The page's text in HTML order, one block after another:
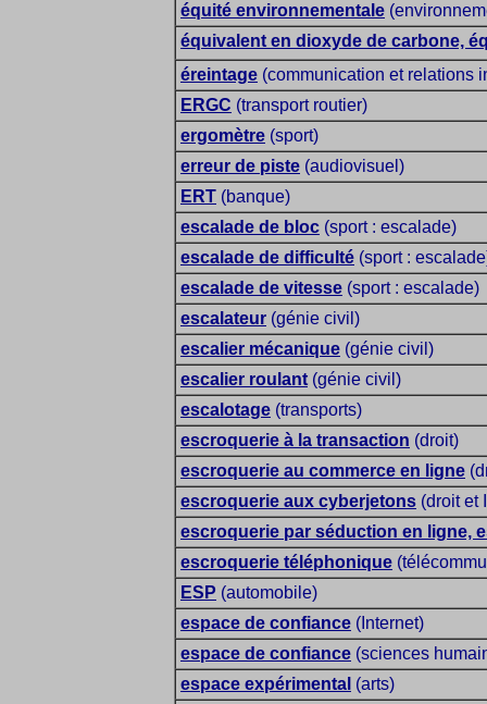
équité environnementale
équivalent en dioxyde de carbone,
éreintage (communication et relations
ERGC (transport routier)
ergomètre (sport)
erreur de piste (audiovisuel)
ERT (banque)
escalade de bloc (sport : escalade)
escalade de difficulté (sport :
escalade de vitesse (sport : escalade)
escalateur (génie civil)
escalier mécanique (génie civil)
escalier roulant (génie civil)
escalotage (transports)
escroquerie à la transaction (droit)
escroquerie au commerce en ligne
escroquerie aux cyberjetons (droit et
escroquerie par séduction en ligne,
escroquerie téléphonique
ESP (automobile)
espace de confiance (Internet)
espace de confiance (sciences
espace expérimental (arts)